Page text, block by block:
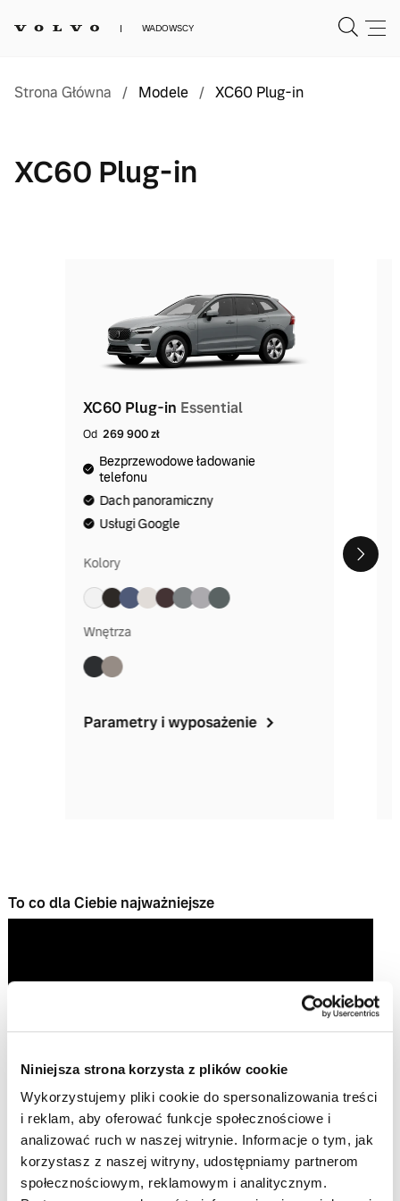
Niniejsza strona korzysta z plików cookie
Wykorzystujemy pliki cookie do spersonalizowania treści
i reklam, aby oferować funkcje społecznościowe i
analizować ruch w naszej witrynie. Informacje o tym, jak
korzystasz z naszej witryny, udostępniamy partnerom
społecznościowym, reklamowym i analitycznym.
WADOWSCY
Strona Główna / Modele / XC60 Plug-in
XC60 Plug-in
XC60 Plug-in Essential
Od269 900 zł
Bezprzewodowe ładowanie
telefonu
Dach panoramiczny
Usługi Google
Kolory
Wnętrza
Parametry i wyposażenie
To co dla Ciebie najważniejsze
Play
Video